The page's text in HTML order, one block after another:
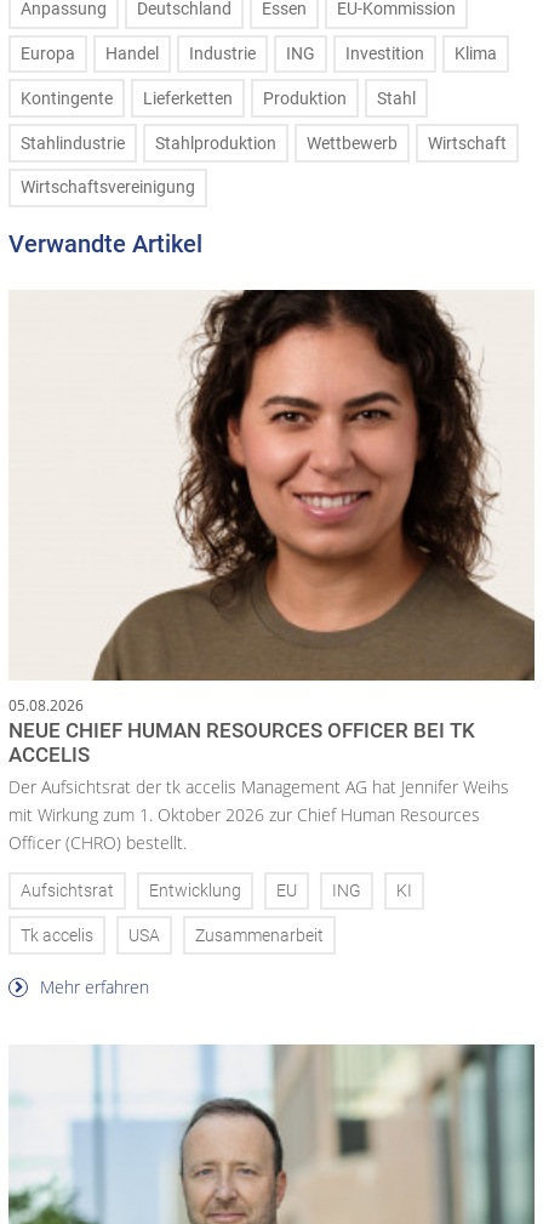
Anpassung Deutschland Essen EU-Kommission
Europa Handel Industrie ING Investition Klima
Kontingente Lieferketten Produktion Stahl
Stahlindustrie Stahlproduktion Wettbewerb Wirtschaft
Wirtschaftsvereinigung
Verwandte Artikel
05.08.2026
NEUE CHIEF HUMAN RESOURCES OFFICER BEI TK
ACCELIS
Der Aufsichtsrat der tk accelis Management AG hat Jennifer Weihs
mit Wirkung zum 1. Oktober 2026 zur Chief Human Resources
Officer (CHRO) bestellt.
Aufsichtsrat Entwicklung EU ING KI
Tk accelis USA Zusammenarbeit
Mehr erfahren